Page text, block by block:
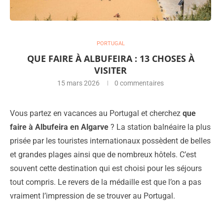
PORTUGAL
QUE FAIRE À ALBUFEIRA : 13 CHOSES À
VISITER
15 mars 2026 0 commentaires
Vous partez en vacances au Portugal et cherchez que
faire à Albufeira en Algarve ? La station balnéaire la plus
prisée par les touristes internationaux possèdent de belles
et grandes plages ainsi que de nombreux hôtels. C’est
souvent cette destination qui est choisi pour les séjours
tout compris. Le revers de la médaille est que l’on a pas
vraiment l’impression de se trouver au Portugal.